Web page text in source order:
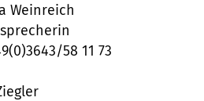
Weinreich
58 11 73